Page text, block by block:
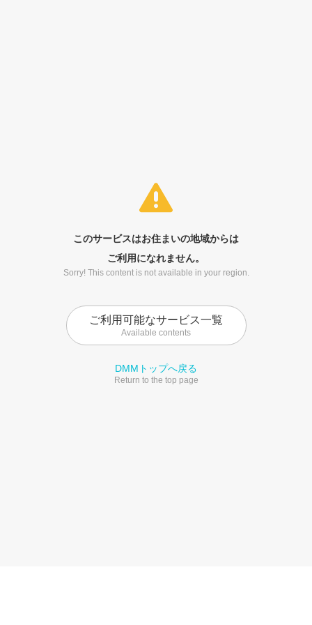
このサービスはお住まいの地域からは
ご利用になれません。
Sorry! This content is not available in your region.
ご利用可能なサービス一覧
Available contents
DMMトップへ戻る
Return to the top page